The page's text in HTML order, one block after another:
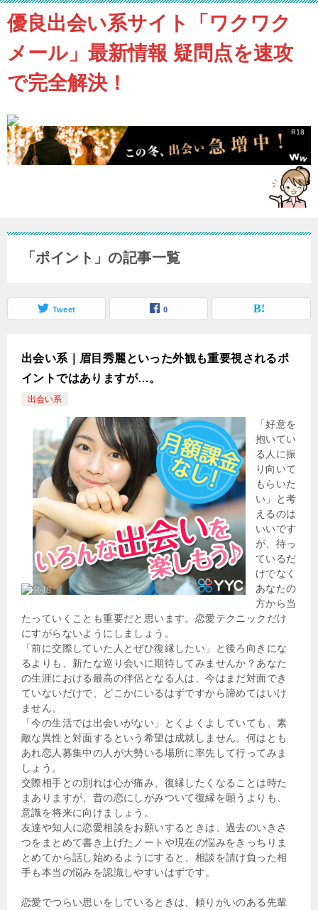
優良出会い系サイト「ワクワク
メール」最新情報 疑問点を速攻
で完全解決！
「ポイント」の記事一覧
Tweet 0
出会い系｜眉目秀麗といった外観も重要視されるポ
イントではありますが…。
出会い系
「好意を
抱いてい
る人に振
り向いて
もらいた
い」と考
えるのは
いいです
が、待っ
ているだ
けでなく
あなたの
方から当
たっていくことも重要だと思います。恋愛テクニックだけ
にすがらないようにしましょう。
「前に交際していた人とぜひ復縁したい」と後ろ向きにな
るよりも、新たな巡り会いに期待してみませんか？あなた
の生涯における最高の伴侶となる人は、今はまだ対面でき
ていないだけで、どこかにいるはずですから諦めてはいけ
ません。
「今の生活では出会いがない」とくよくよしていても、素
敵な異性と対面するという希望は成就しません。何はとも
あれ恋人募集中の人が大勢いる場所に率先して行ってみま
しょう。
交際相手との別れは心が痛み、復縁したくなることは時た
まありますが、昔の恋にしがみついて復縁を願うよりも、
意識を将来に向けましょう。
友達や知人に恋愛相談をお願いするときは、過去のいきさ
つをまとめて書き上げたノートや現在の悩みをきっちりま
とめてから話し始めるようにすると、相談を請け負った相
手も本当の悩みを認識しやすいはずです。
恋愛でつらい思いをしているときは、頼りがいのある先輩